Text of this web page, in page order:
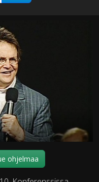
ohjelmaa